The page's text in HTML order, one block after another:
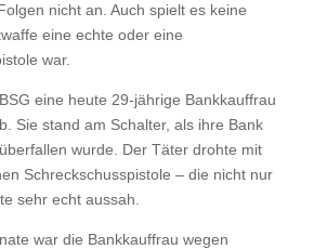
nicht an. Auch spielt es keine
eine echte oder eine
war.
eine heute 29-jährige Bankkauffrau
Sie stand am Schalter, als ihre Bank
wurde. Der Täter drohte mit
Schreckschusspistole – die nicht nur
sehr echt aussah.
war die Bankkauffrau wegen